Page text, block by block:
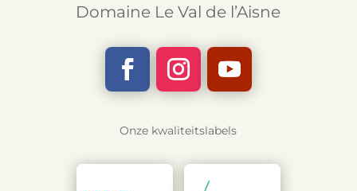
Domaine Le Val de l’Aisne
Onze kwaliteitslabels